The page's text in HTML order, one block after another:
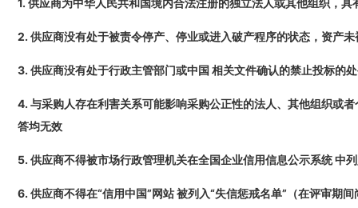
1. 供应商为中华人民共和国境内合法注册的独立法人或其他组织，
2. 供应商没有处于被责令停产、停业或进入破产程序的状态，资产
3. 供应商没有处于行政主管部门或中国 相关文件确认的禁止投标的
4. 与采购人存在利害关系可能影响采购公正性的法人、其他组织或
答均无效
5. 供应商不得被市场行政管理机关在全国企业信用信息公示系统 中
6. 供应商不得在“信用中国”网站 被列入“失信惩戒名单”（在评审期